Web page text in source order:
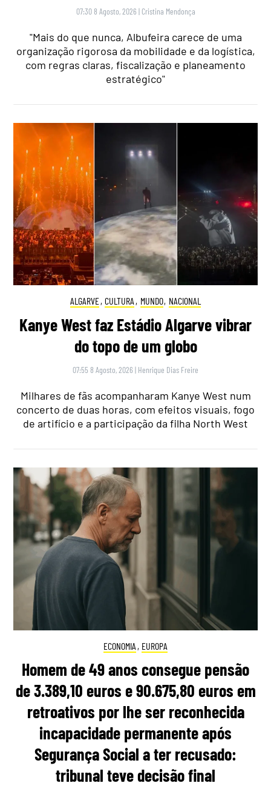
07:30 8 Agosto, 2026 | Cristina Mendonça
"Mais do que nunca, Albufeira carece de uma
organização rigorosa da mobilidade e da logística,
com regras claras, fiscalização e planeamento
estratégico"
ALGARVE, CULTURA , MUNDO, NACIONAL
Kanye West faz Estádio Algarve vibrar
do topo de um globo
07:55 8 Agosto, 2026 | Henrique Dias Freire
Milhares de fãs acompanharam Kanye West num
concerto de duas horas, com efeitos visuais, fogo
de artifício e a participação da filha North West
ECONOMIA , EUROPA
Homem de 49 anos consegue pensão
de 3.389,10 euros e 90.675,80 euros em
retroativos por lhe ser reconhecida
incapacidade permanente após
Segurança Social a ter recusado:
tribunal teve decisão final